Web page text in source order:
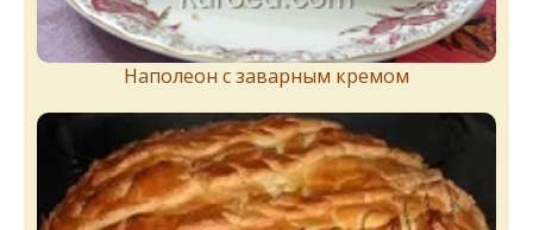
Наполеон с заварным кремом